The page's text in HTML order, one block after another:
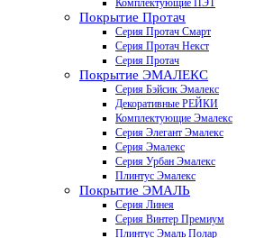
Покрытие Протач
Серия Протач Смарт
Серия Протач Некст
Серия Протач
Покрытие ЭМАЛЕКС
Серия Бэйсик Эмалекс
Декоративные РЕЙКИ
Комплектующие Эмалекс
Серия Элегант Эмалекс
Серия Эмалекс
Серия Урбан Эмалекс
Плинтус Эмалекс
Покрытие ЭМАЛЬ
Серия Линея
Серия Винтер Премиум
Плинтус Эмаль Полар